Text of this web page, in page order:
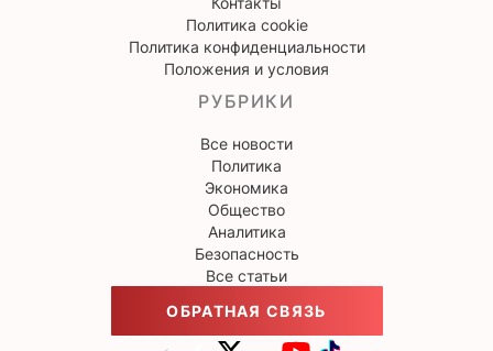
Политика cookie
Политика конфиденциальности
Положения и условия
РУБРИКИ
Все новости
Политика
Экономика
Общество
Аналитика
Безопасность
Все статьи
ОБРАТНАЯ СВЯЗЬ